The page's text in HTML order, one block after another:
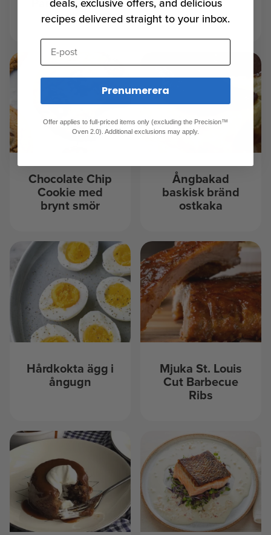
bullar
Chocolate Chip
Cookie med
brynt smör
Ångbakad
baskisk bränd
ostkaka
Hårdkokta ägg i
ångugn
Mjuka St. Louis
Cut Barbecue
Ribs
recipes delivered straight to your inbox.
E-post
Prenumerera
Offer applies to full-priced items only (excluding the Precision™
Oven 2.0). Additional exclusions may apply.